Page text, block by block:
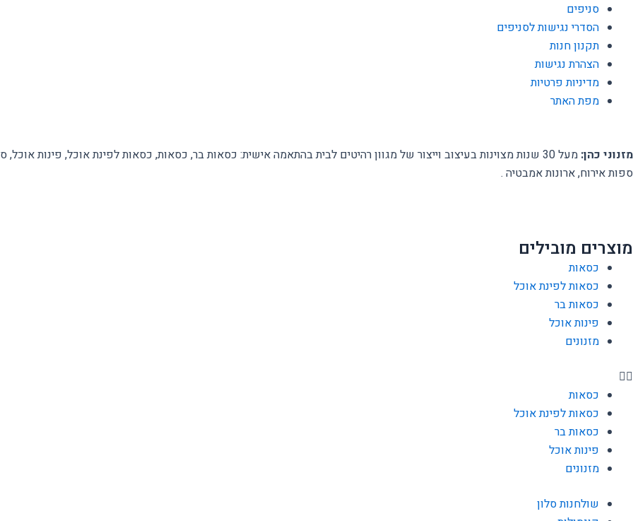
סניפים
הסדרי נגישות לסניפים
תקנון חנות
הצהרת נגישות
מדיניות פרטיות
מפת האתר
מזנוני כהן:
מעל 30 שנות מצוינות בעיצוב וייצור של מגוון רהיטים לבית בהתאמה אישית: כסאות בר, כסאות, כסאות לפינת אוכל, פינות
ספות אירוח, ארונות אמבטיה .
מוצרים מובילים
כסאות
כסאות לפינת אוכל
כסאות בר
פינות אוכל
מזנונים
כסאות
כסאות לפינת אוכל
כסאות בר
פינות אוכל
מזנונים
שולחנות סלון